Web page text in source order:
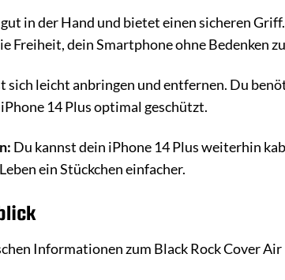
in der Hand und bietet einen sicheren
Freiheit, dein Smartphone ohne Bedenken
sich leicht anbringen und entfernen. Du
14 Plus optimal geschützt.
Du kannst dein iPhone 14 Plus weiterhin
ein Stückchen einfacher.
Informationen zum Black Rock Cover